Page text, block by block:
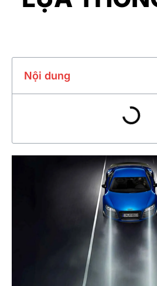
Nội dung